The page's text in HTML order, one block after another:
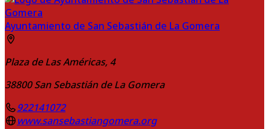
Ayuntamiento de San Sebastián de La Gomera
Plaza de Las Américas, 4
38800 San Sebastián de La Gomera
922141072
www.sansebastiangomera.org